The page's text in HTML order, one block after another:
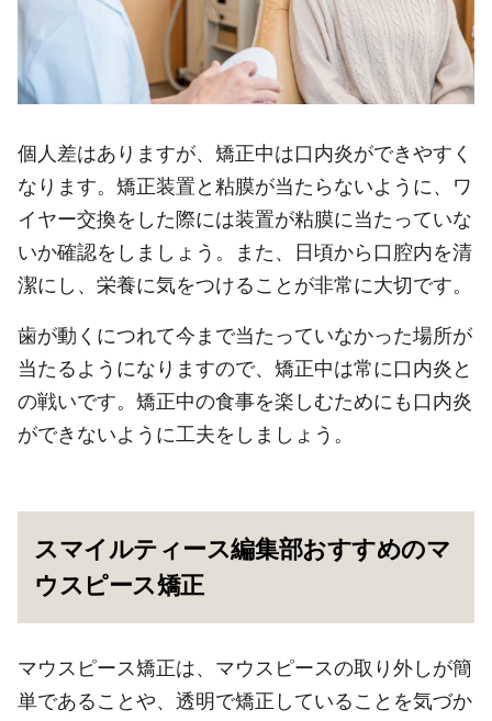
個人差はありますが、矯正中は口内炎ができやすく
なります。矯正装置と粘膜が当たらないように、ワ
イヤー交換をした際には装置が粘膜に当たっていな
いか確認をしましょう。また、日頃から口腔内を清
潔にし、栄養に気をつけることが非常に大切です。
歯が動くにつれて今まで当たっていなかった場所が
当たるようになりますので、矯正中は常に口内炎と
の戦いです。矯正中の食事を楽しむためにも口内炎
ができないように工夫をしましょう。
スマイルティース編集部おすすめのマ
ウスピース矯正
マウスピース矯正は、マウスピースの取り外しが簡
単であることや、透明で矯正していることを気づか